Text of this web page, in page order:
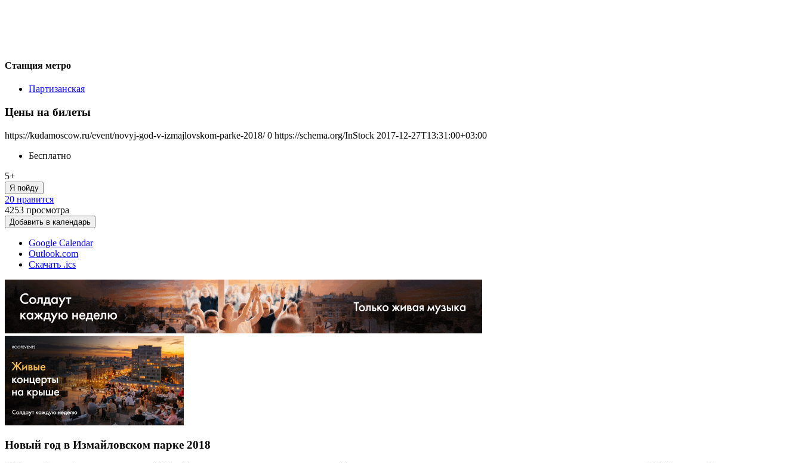
Станция метро
Партизанская
Цены на билеты
https://kudamoscow.ru/event/novyj-god-v-izmajlovskom-parke-2018/ 0 https://schema.org/InStock 2017-12-27T13:31:00+03:00
Бесплатно
5+
Я пойду
20 нравится
4253 просмотра
Добавить в календарь
Google Calendar
Outlook.com
Скачать .ics
Новый год в Измайловском парке 2018